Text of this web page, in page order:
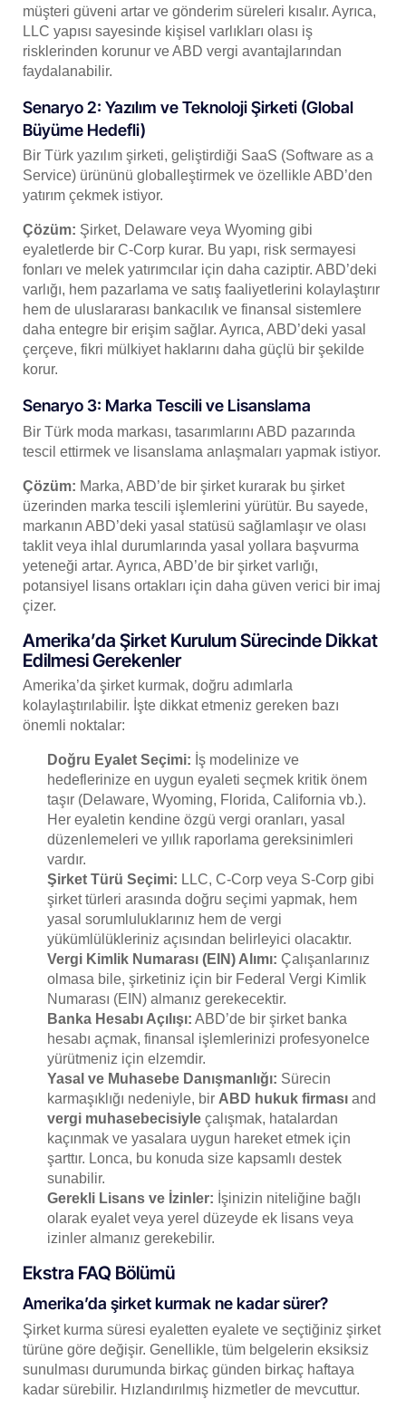
müşteri güveni artar ve gönderim süreleri kısalır. Ayrıca,
LLC yapısı sayesinde kişisel varlıkları olası iş
risklerinden korunur ve ABD vergi avantajlarından
faydalanabilir.
Senaryo 2: Yazılım ve Teknoloji Şirketi (Global
Büyüme Hedefli)
Bir Türk yazılım şirketi, geliştirdiği SaaS (Software as a
Service) ürününü globalleştirmek ve özellikle ABD’den
yatırım çekmek istiyor.
Çözüm: Şirket, Delaware veya Wyoming gibi
eyaletlerde bir C-Corp kurar. Bu yapı, risk sermayesi
fonları ve melek yatırımcılar için daha caziptir. ABD’deki
varlığı, hem pazarlama ve satış faaliyetlerini kolaylaştırır
hem de uluslararası bankacılık ve finansal sistemlere
daha entegre bir erişim sağlar. Ayrıca, ABD’deki yasal
çerçeve, fikri mülkiyet haklarını daha güçlü bir şekilde
korur.
Senaryo 3: Marka Tescili ve Lisanslama
Bir Türk moda markası, tasarımlarını ABD pazarında
tescil ettirmek ve lisanslama anlaşmaları yapmak istiyor.
Çözüm: Marka, ABD’de bir şirket kurarak bu şirket
üzerinden marka tescili işlemlerini yürütür. Bu sayede,
markanın ABD’deki yasal statüsü sağlamlaşır ve olası
taklit veya ihlal durumlarında yasal yollara başvurma
yeteneği artar. Ayrıca, ABD’de bir şirket varlığı,
potansiyel lisans ortakları için daha güven verici bir imaj
çizer.
Amerika’da Şirket Kurulum Sürecinde Dikkat
Edilmesi Gerekenler
Amerika’da şirket kurmak, doğru adımlarla
kolaylaştırılabilir. İşte dikkat etmeniz gereken bazı
önemli noktalar:
Doğru Eyalet Seçimi: İş modelinize ve
hedeflerinize en uygun eyaleti seçmek kritik önem
taşır (Delaware, Wyoming, Florida, California vb.).
Her eyaletin kendine özgü vergi oranları, yasal
düzenlemeleri ve yıllık raporlama gereksinimleri
vardır.
Şirket Türü Seçimi: LLC, C-Corp veya S-Corp gibi
şirket türleri arasında doğru seçimi yapmak, hem
yasal sorumluluklarınız hem de vergi
yükümlülükleriniz açısından belirleyici olacaktır.
Vergi Kimlik Numarası (EIN) Alımı: Çalışanlarınız
olmasa bile, şirketiniz için bir Federal Vergi Kimlik
Numarası (EIN) almanız gerekecektir.
Banka Hesabı Açılışı: ABD’de bir şirket banka
hesabı açmak, finansal işlemlerinizi profesyonelce
yürütmeniz için elzemdir.
Yasal ve Muhasebe Danışmanlığı: Sürecin
karmaşıklığı nedeniyle, bir ABD hukuk firması and
vergi muhasebecisiyle çalışmak, hatalardan
kaçınmak ve yasalara uygun hareket etmek için
şarttır. Lonca, bu konuda size kapsamlı destek
sunabilir.
Gerekli Lisans ve İzinler: İşinizin niteliğine bağlı
olarak eyalet veya yerel düzeyde ek lisans veya
izinler almanız gerekebilir.
Ekstra FAQ Bölümü
Amerika’da şirket kurmak ne kadar sürer?
Şirket kurma süresi eyaletten eyalete ve seçtiğiniz şirket
türüne göre değişir. Genellikle, tüm belgelerin eksiksiz
sunulması durumunda birkaç günden birkaç haftaya
kadar sürebilir. Hızlandırılmış hizmetler de mevcuttur.